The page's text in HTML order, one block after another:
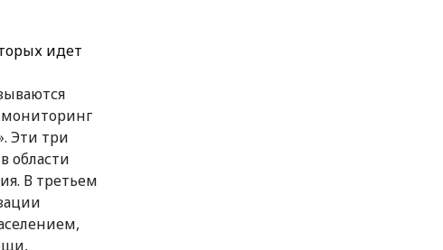
идет
мониторинг
Эти три
области
В третьем